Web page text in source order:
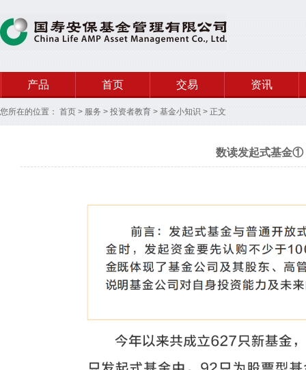
产品 首页 交易 资讯
您所在的位置： 首页 > 服务 > 投资者教育 > 基金小知识 > 正文
数读发起式基金①